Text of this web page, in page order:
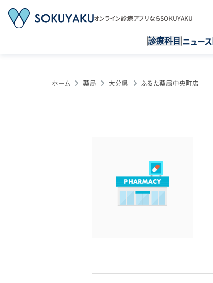
オンライン診療アプリならSOKUYAKU
診療科目 ニュース
ホーム 薬局 大分県 ふるた薬局中央町店